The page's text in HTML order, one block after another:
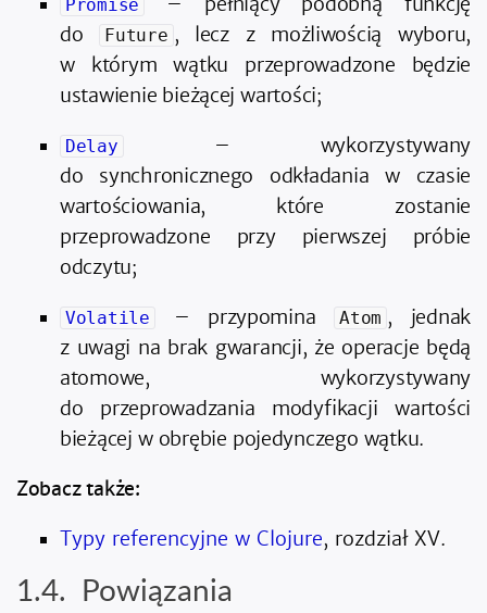
Promise
do
Future , lecz z możliwością wyboru,
w którym wątku przeprowadzone będzie
ustawienie bieżącej wartości;
Delay
– wykorzystywany
do synchronicznego odkładania w czasie
wartościowania, które zostanie
przeprowadzone przy pierwszej próbie
odczytu;
Volatile – przypomina Atom , jednak
z uwagi na brak gwarancji, że operacje będą
atomowe, wykorzystywany
do przeprowadzania modyfikacji wartości
bieżącej w obrębie pojedynczego wątku.
Zobacz także:
Typy referencyjne w Clojure, rozdział XV.
Powiązania